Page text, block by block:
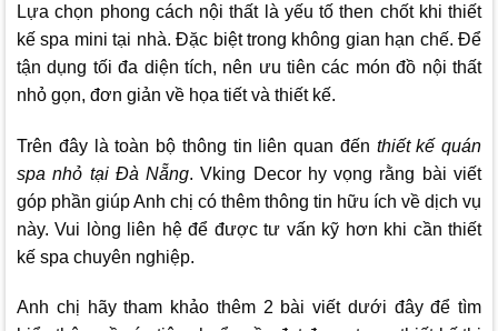
Lựa chọn phong cách nội thất là yếu tố then chốt khi thiết
kế spa mini tại nhà. Đặc biệt trong không gian hạn chế. Để
tận dụng tối đa diện tích, nên ưu tiên các món đồ nội thất
nhỏ gọn, đơn giản về họa tiết và thiết kế.
Trên đây là toàn bộ thông tin liên quan đến thiết kế quán
spa nhỏ tại Đà Nẵng.Vking Decorhy vọng rằng bài viết
góp phần giúp Anh chị có thêm thông tin hữu ích về dịch vụ
này. Vui lòng liên hệ để được tư vấn kỹ hơn khi cần thiết
kế spa chuyên nghiệp.
Anh chị hãy tham khảo thêm 2 bài viết dưới đây để tìm